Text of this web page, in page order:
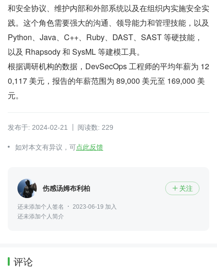
和安全协议、维护内部和外部系统以及在组织内实施安全实
践。这个角色需要强大的沟通、领导能力和管理技能，以及
Python、Java、C++、Ruby、DAST、SAST 等硬技能，
以及 Rhapsody 和 SysML 等建模工具。
根据调研机构的数据，DevSecOps 工程师的平均年薪为 12
0,117 美元，报告的年薪范围为 89,000 美元至 169,000 美
元。
发布于: 2024-02-21 阅读数: 229
如对本文有异议，可点此反馈
伤感汤姆布利柏  关注
还未添加个人签名
2023-06-19 加入
还未添加个人简介
评论